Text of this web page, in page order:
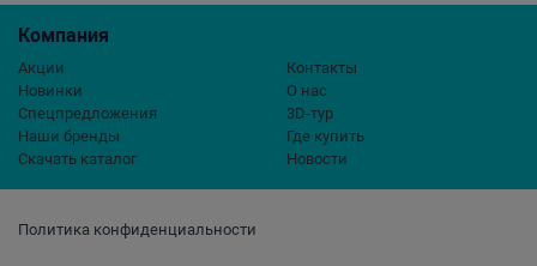
Политика конфиденциальности
Компания
Акции
Новинки
Спецпредложения
Наши бренды
Скачать каталог
Контакты
О нас
3D-тур
Где купить
Новости